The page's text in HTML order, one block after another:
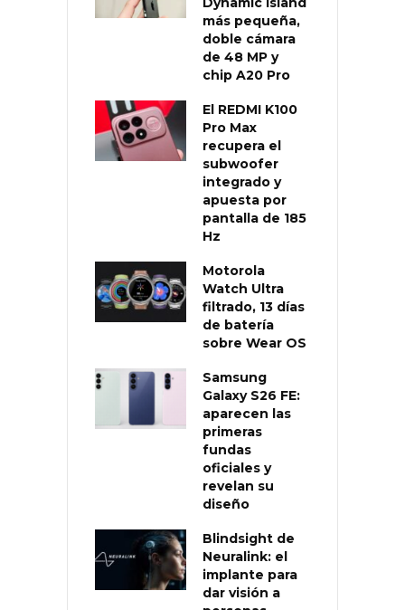
más pequeña,
doble cámara
de 48 MP y
chip A20 Pro
El REDMI K100
Pro Max
recupera el
subwoofer
integrado y
apuesta por
pantalla de 185
Hz
Motorola
Watch Ultra
filtrado, 13 días
de batería
sobre Wear OS
Samsung
Galaxy S26 FE:
aparecen las
primeras
fundas
oficiales y
revelan su
diseño
Blindsight de
Neuralink: el
implante para
dar visión a